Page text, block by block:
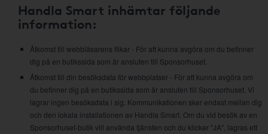
Handla Smart inhämtar följande
information:
Åtkomst till webbläsarens flikar - För att kunna avgöra om du befinner
dig på en butikssida som är ansluten till Sponsorhuset.
Åtkomst till din besöksdata för webbplatser - För att kunna avgöra om
du befinner dig på en butikssida som är ansluten till Sponsorhuset. Vi
lagrar ingen besöksdata i sig. Kommunikationen sker endast mellan dig
och den lokala installationen av Handla Smart. Om du vid besök av en
Sponsorhuset-butik vill använda tjänsten och du klickar "JA", lagras ett